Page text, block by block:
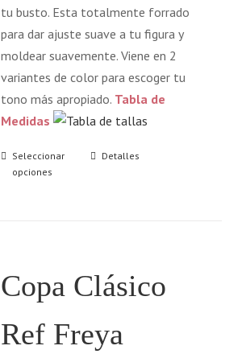
tu busto. Esta totalmente forrado
para dar ajuste suave a tu figura y
moldear suavemente. Viene en 2
variantes de color para escoger tu
tono más apropiado. Tabla de
Medidas
Seleccionar
opciones
Detalles
Copa Clásico
Ref Freya